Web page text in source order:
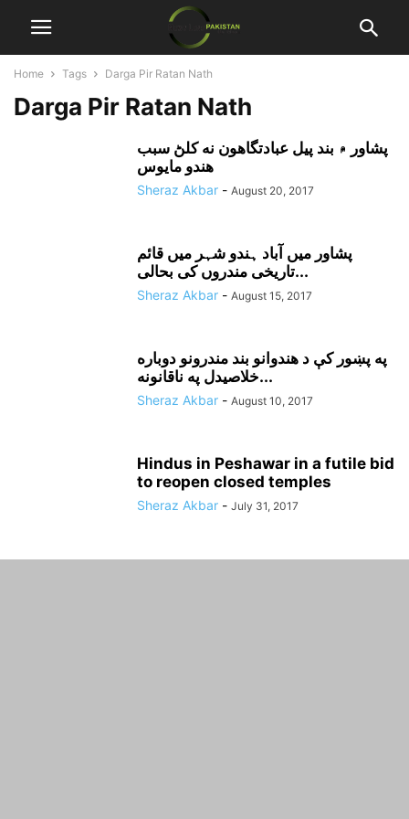
Home Tags Darga Pir Ratan Nath
Darga Pir Ratan Nath
پشاور ۾ بند پيل عبادتگاهون نه کلڻ سبب
هندو مايوس
Sheraz Akbar - August 20, 2017
پشاور میں آباد ہندو شہر میں قائم
تاریخی مندروں کی بحالی...
Sheraz Akbar - August 15, 2017
په پښور کې د هندوانو بند مندرونو دوباره
خلاصيدل په ناقانونه...
Sheraz Akbar - August 10, 2017
Hindus in Peshawar in a futile bid
to reopen closed temples
Sheraz Akbar - July 31, 2017